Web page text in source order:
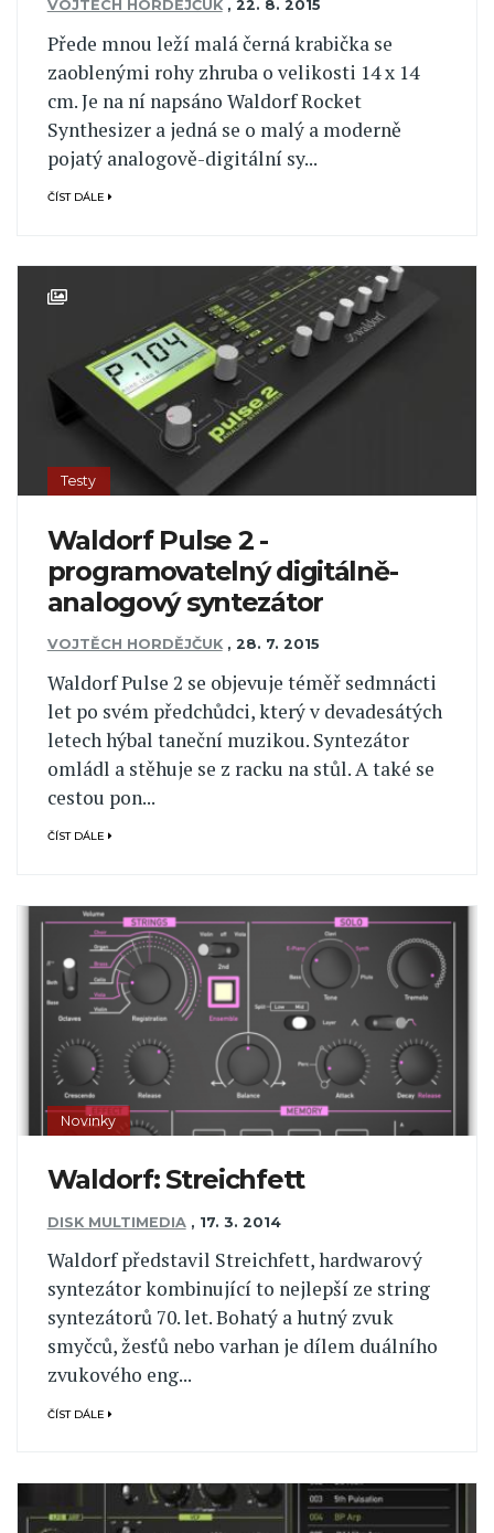
VOJTĚCH HORDĚJČUK , 22. 8. 2015
Přede mnou leží malá černá krabička se
zaoblenými rohy zhruba o velikosti 14 x 14
cm. Je na ní napsáno Waldorf Rocket
Synthesizer a jedná se o malý a moderně
pojatý analogově-digitální sy...
ČÍST DÁLE
Testy
Waldorf Pulse 2 -
programovatelný digitálně-
analogový syntezátor
VOJTĚCH HORDĚJČUK , 28. 7. 2015
Waldorf Pulse 2 se objevuje téměř sedmnácti
let po svém předchůdci, který v devadesátých
letech hýbal taneční muzikou. Syntezátor
omládl a stěhuje se z racku na stůl. A také se
cestou pon...
ČÍST DÁLE
Novinky
Waldorf: Streichfett
DISK MULTIMEDIA , 17. 3. 2014
Waldorf představil Streichfett, hardwarový
syntezátor kombinující to nejlepší ze string
syntezátorů 70. let. Bohatý a hutný zvuk
smyčců, žesťů nebo varhan je dílem duálního
zvukového eng...
ČÍST DÁLE